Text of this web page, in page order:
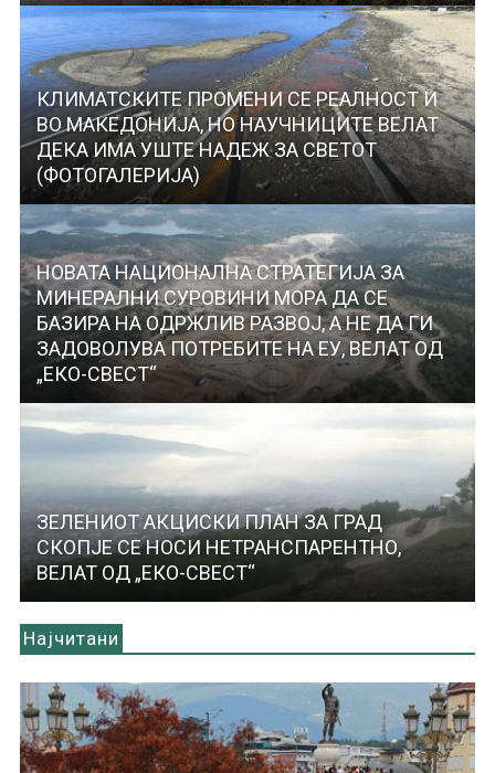
КЛИМАТСКИТЕ ПРОМЕНИ СЕ РЕАЛНОСТ И
ВО МАКЕДОНИЈА, НО НАУЧНИЦИТЕ ВЕЛАТ
ДЕКА ИМА УШТЕ НАДЕЖ ЗА СВЕТОТ
(ФОТОГАЛЕРИЈА)
НОВАТА НАЦИОНАЛНА СТРАТЕГИЈА ЗА
МИНЕРАЛНИ СУРОВИНИ МОРА ДА СЕ
БАЗИРА НА ОДРЖЛИВ РАЗВОЈ, А НЕ ДА ГИ
ЗАДОВОЛУВА ПОТРЕБИТЕ НА ЕУ, ВЕЛАТ ОД
„ЕКО-СВЕСТ“
ЗЕЛЕНИОТ АКЦИСКИ ПЛАН ЗА ГРАД
СКОПЈЕ СЕ НОСИ НЕТРАНСПАРЕНТНО,
ВЕЛАТ ОД „ЕКО-СВЕСТ“
Најчитани